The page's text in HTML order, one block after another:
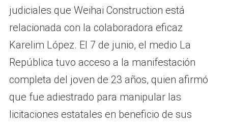
judiciales que Weihai Construction está
relacionada con la colaboradora eficaz
Karelim López. El 7 de junio, el medio La
República tuvo acceso a la manifestación
completa del joven de 23 años, quien afirmó
que fue adiestrado para manipular las
licitaciones estatales en beneficio de sus